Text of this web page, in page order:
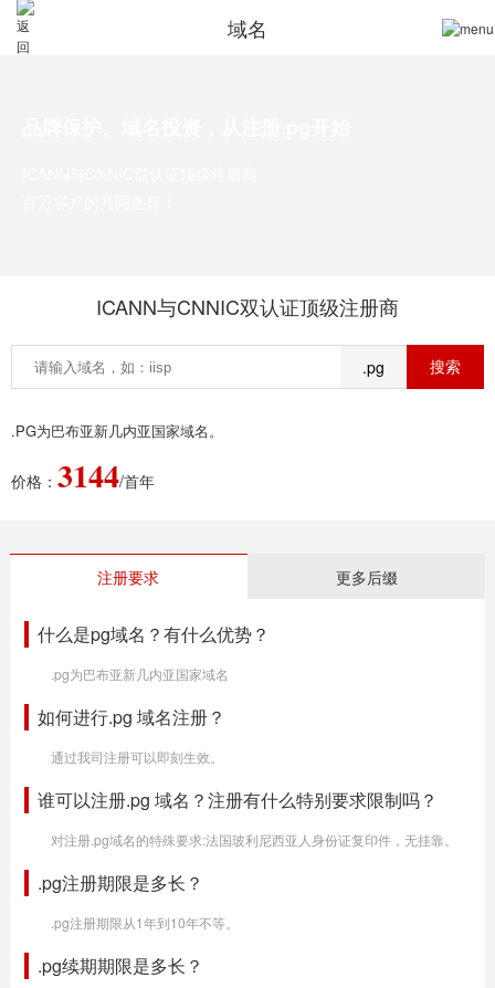
域名
ICANN与CNNIC双认证顶级注册商
.pg
.PG为巴布亚新几内亚国家域名。
价格： 3144/首年
注册要求 更多后缀
什么是pg域名？有什么优势？
.pg为巴布亚新几内亚国家域名
如何进行.pg 域名注册？
通过我司注册可以即刻生效。
谁可以注册.pg 域名？注册有什么特别要求限制吗？
对注册.pg域名的特殊要求:法国玻利尼西亚人身份证复印件，无挂靠。
.pg注册期限是多长？
.pg注册期限从1年到10年不等。
.pg续期期限是多长？